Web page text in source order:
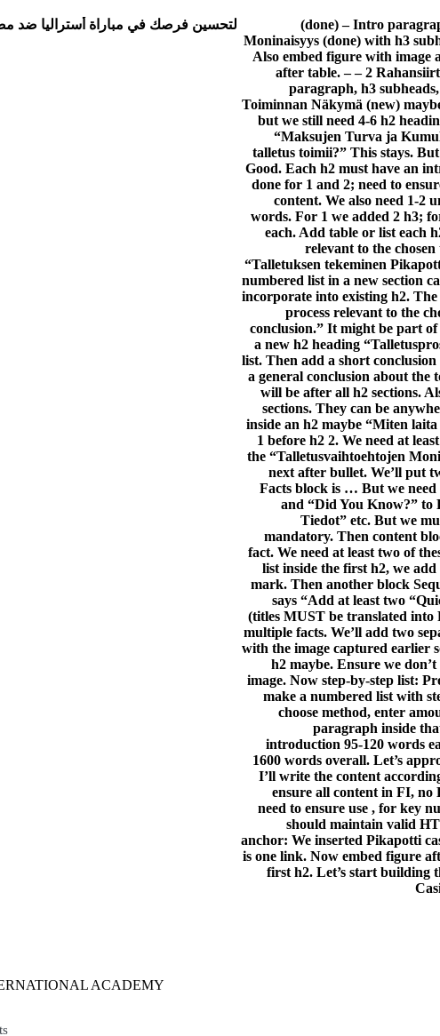
(done) – Intro
Moninaisyys (done) with h3
Also embed figure with image
after table. – – 2
paragraph, h3
Toiminnan Näkymä (new)
but we still need 4-6 h2
“Maksujen Turva ja
talletus toimii?” This stays.
Good. Each h2 must have an
done for 1 and 2; need to
content. We also need 1-2
words. For 1 we added 2 h3;
each. Add table or list each
relevant to the
“Talletuksen tekeminen
numbered list in a new section
incorporate into existing h2.
process relevant to the
conclusion.” It might be part
a new h2 heading
list. Then add a short
a general conclusion about the
will be after all h2 sections.
sections. They can be
inside an h2 maybe “Miten
1 before h2 2. We need at
the “Talletusvaihtoehtojen
next after bullet. We’ll put
Facts block is … But we
and “Did You Know?” to
Tiedot” etc. But we
mandatory. Then content
fact. We need at least two of
list inside the first h2, we
mark. Then another block
says “Add at least two
(titles MUST be translated
multiple facts. We’ll add two
with the image captured earlier
h2 maybe. Ensure we
image. Now step-by-step list:
make a numbered list with
choose method, enter
paragraph inside
introduction 95-120 words
1600 words overall. Let’s
I’ll write the content
ensure all content in FI, no
need to ensure use , for key
should maintain valid
anchor: We inserted Pikapotti
is one link. Now embed figure
first h2. Let’s start building
ACADEMY